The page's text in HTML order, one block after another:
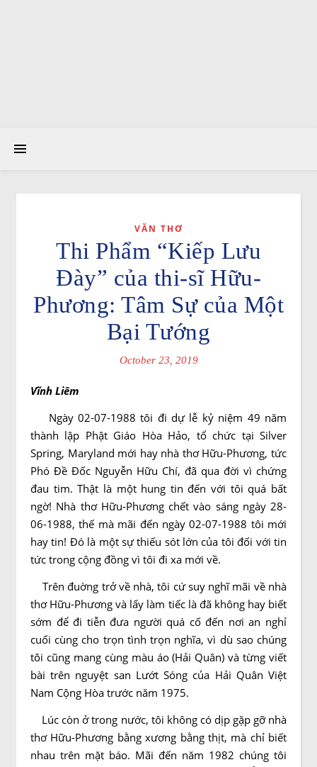
VĂN THƠ
Thi Phẩm “Kiếp Lưu
Ðày” của thi-sĩ Hữu-
Phương: Tâm Sự của Một
Bại Tướng
October 23, 2019
Vĩnh Liêm
Ngày 02-07-1988 tôi đi dự lễ kỷ niệm 49 năm
thành lập Phật Giáo Hòa Hảo, tổ chức tại Silver
Spring, Maryland mới hay nhà thơ Hữu-Phương, tức
Phó Ðề Ðốc Nguyễn Hữu Chí, đã qua đời vì chứng
đau tim. Thật là một hung tin đến với tôi quá bất
ngờ! Nhà thơ Hữu-Phương chết vào sáng ngày 28-
06-1988, thế mà mãi đến ngày 02-07-1988 tôi mới
hay tin! Ðó là một sự thiếu sót lớn của tôi đối với tin
tức trong cộng đồng vì tôi đi xa mới về.
Trên đuờng trở về nhà, tôi cứ suy nghĩ mãi về nhà
thơ Hữu-Phương và lấy làm tiếc là đã không hay biết
sớm để đi tiễn đưa người quá cố đến nơi an nghỉ
cuối cùng cho trọn tình trọn nghĩa, vì dù sao chúng
tôi cũng mang cùng màu áo (Hải Quân) và từng viết
bài trên nguyệt san Lướt Sóng của Hải Quân Việt
Nam Cộng Hòa trước năm 1975.
Lúc còn ở trong nước, tôi không có dịp gặp gỡ nhà
thơ Hữu-Phương bằng xương bằng thịt, mà chỉ biết
nhau trên mặt báo. Mãi đến năm 1982 chúng tôi